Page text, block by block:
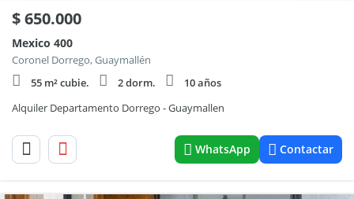
$650.000
Mexico 400
Coronel Dorrego, Guaymallén
55 m² cubie.
2 dorm.
10 años
Alquiler Departamento Dorrego - Guaymallen
WhatsApp Contactar